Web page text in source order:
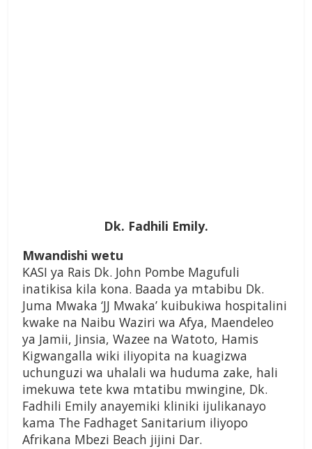
Dk. Fadhili Emily.
Mwandishi wetu
KASI ya Rais Dk. John Pombe Magufuli
inatikisa kila kona. Baada ya mtabibu Dk.
Juma Mwaka ‘JJ Mwaka’ kuibukiwa hospitalini
kwake na Naibu Waziri wa Afya, Maendeleo
ya Jamii, Jinsia, Wazee na Watoto, Hamis
Kigwangalla wiki iliyopita na kuagizwa
uchunguzi wa uhalali wa huduma zake, hali
imekuwa tete kwa mtatibu mwingine, Dk.
Fadhili Emily anayemiki kliniki ijulikanayo
kama The Fadhaget Sanitarium iliyopo
Afrikana Mbezi Beach jijini Dar.